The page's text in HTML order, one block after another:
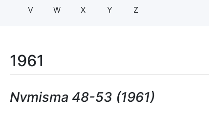
V
W X Y Z
1961
Nvmisma 48-53 (1961)